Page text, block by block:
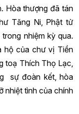
Hòa thượng đã tán
Tăng Ni, Phật tử
nhiệm kỳ qua.
hộ của chư vị Tiền
toạ Thích Thọ Lạc,
sự đoàn kết, hòa
nhiệt tình của chính